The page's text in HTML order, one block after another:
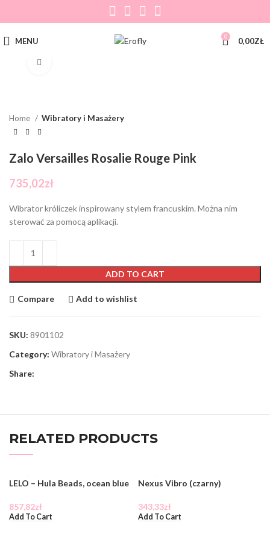
MENU 0 0,00ZŁ
Home Wibratory i Masażery
Zalo Versailles Rosalie Rouge Pink
735,02zł
Wibrator króliczek inspirowany stylem francuskim. Można nim
sterować za pomocą aplikacji.
ADD TO CART
Compare Add to wishlist
SKU: 8901102
Category: Wibratory i Masażery
Share:
RELATED PRODUCTS
LELO – Hula Beads, ocean blue
857,82zł
Add To Cart
Nexus Vibro (czarny)
343,33zł
Add To Cart